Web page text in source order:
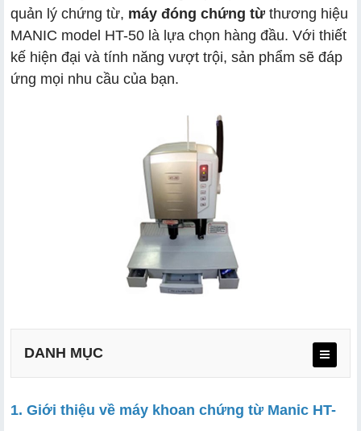
quản lý chứng từ, máy đóng chứng từ thương hiệu
MANIC model HT-50 là lựa chọn hàng đầu. Với thiết
kế hiện đại và tính năng vượt trội, sản phẩm sẽ đáp
ứng mọi nhu cầu của bạn.
DANH MỤC
1. Giới thiệu về máy khoan chứng từ Manic HT-